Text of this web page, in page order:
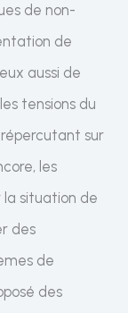
de non-
de
aussi de
tensions du
sur
les
la situation de
des
de
des